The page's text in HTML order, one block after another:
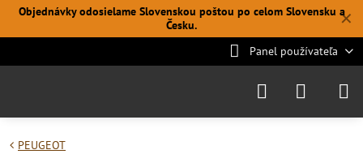
✕
Objednávky odosielame Slovenskou poštou po celom Slovensku a
Česku.
Panel používateľa
PEUGEOT